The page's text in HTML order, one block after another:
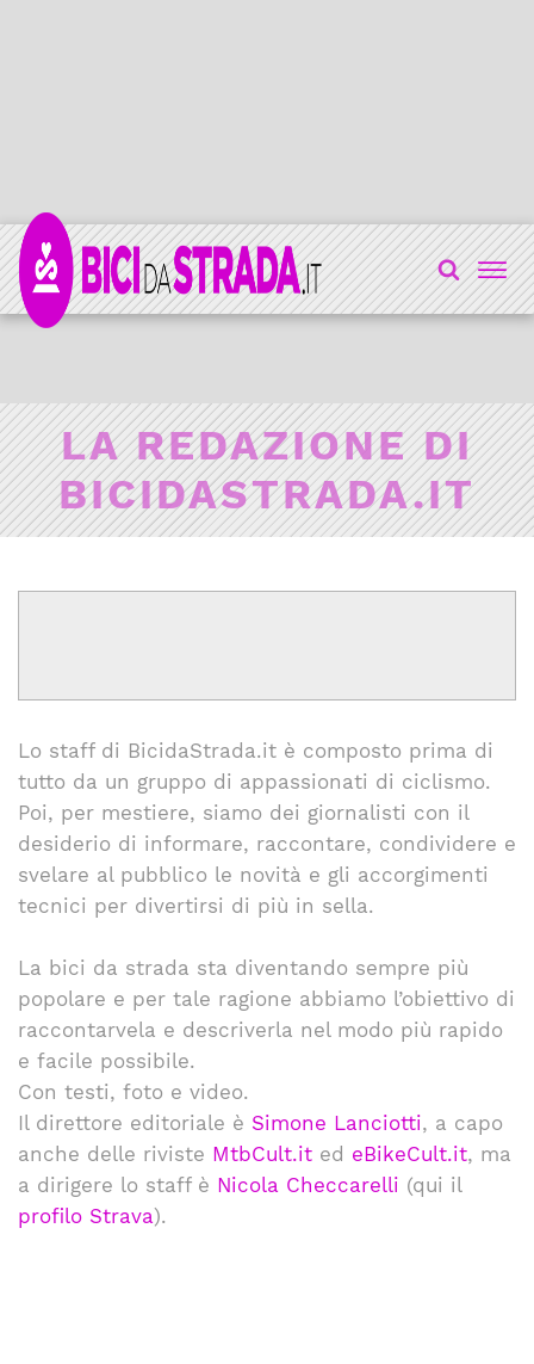
LA REDAZIONE DI
BICIDASTRADA.IT
Lo staff di BicidaStrada.it è composto prima di
tutto da un gruppo di appassionati di ciclismo.
Poi, per mestiere, siamo dei giornalisti con il
desiderio di informare, raccontare, condividere e
svelare al pubblico le novità e gli accorgimenti
tecnici per divertirsi di più in sella.
La bici da strada sta diventando sempre più
popolare e per tale ragione abbiamo l’obiettivo di
raccontarvela e descriverla nel modo più rapido
e facile possibile.
Con testi, foto e video.
Il direttore editoriale è Simone Lanciotti, a capo
anche delle riviste MtbCult.it ed eBikeCult.it, ma
a dirigere lo staff è Nicola Checcarelli (qui il
profilo Strava).